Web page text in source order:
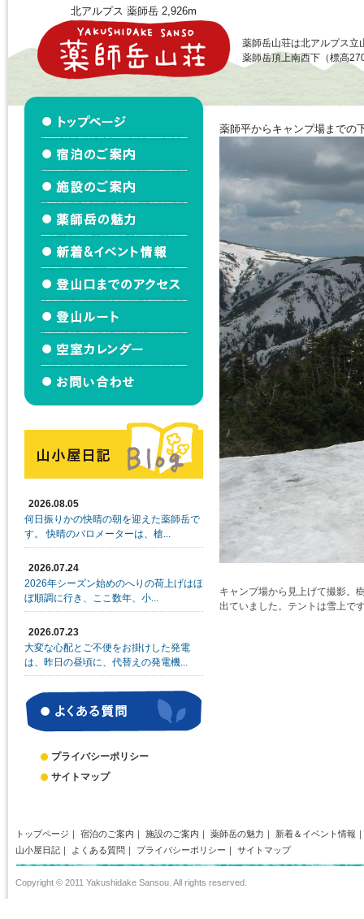
北アルプス 薬師岳 2,926m
薬師岳山荘は北アルプス立
薬師岳頂上南西下（標高
薬師平からキャンプ場まで
キャンプ場から見上げて撮影。
出ていました。テントは雪上で
2026.08.05
何日振りかの快晴の朝を迎えた薬師岳で
す。 快晴のバロメーターは、槍...
2026.07.24
2026年シーズン始めのへりの荷上げはほ
ぼ順調に行き、ここ数年、小...
2026.07.23
大変な心配とご不便をお掛けした発電
は、昨日の昼頃に、代替えの発電機...
プライバシーポリシー
サイトマップ
トップページ ｜ 宿泊のご案内 ｜ 施設のご案内 ｜ 薬師岳の魅力 ｜ 新着＆イベント情報 ｜
山小屋日記 ｜ よくある質問 ｜ プライバシーポリシー ｜ サイトマップ
Copyright © 2011 Yakushidake Sansou. All rights reserved.